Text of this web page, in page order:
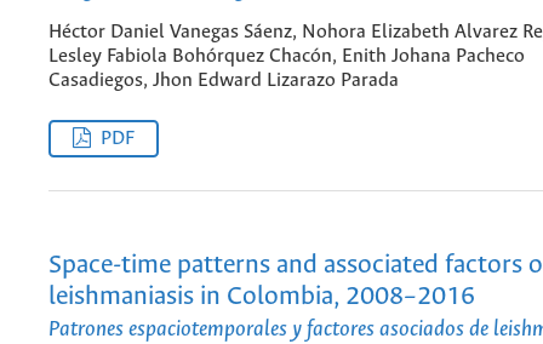
Héctor Daniel Vanegas Sáenz, Nohora Elizabeth Alvarez
Lesley Fabiola Bohórquez Chacón, Enith Johana Pacheco
Casadiegos, Jhon Edward Lizarazo Parada
PDF
Space-time patterns and associated factors
leishmaniasis in Colombia, 2008–2016
Patrones espaciotemporales y factores asociados de